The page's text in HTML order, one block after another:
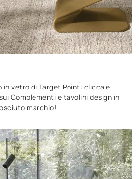
in vetro di Target Point: clicca e
Complementi e tavolini design in
marchio!